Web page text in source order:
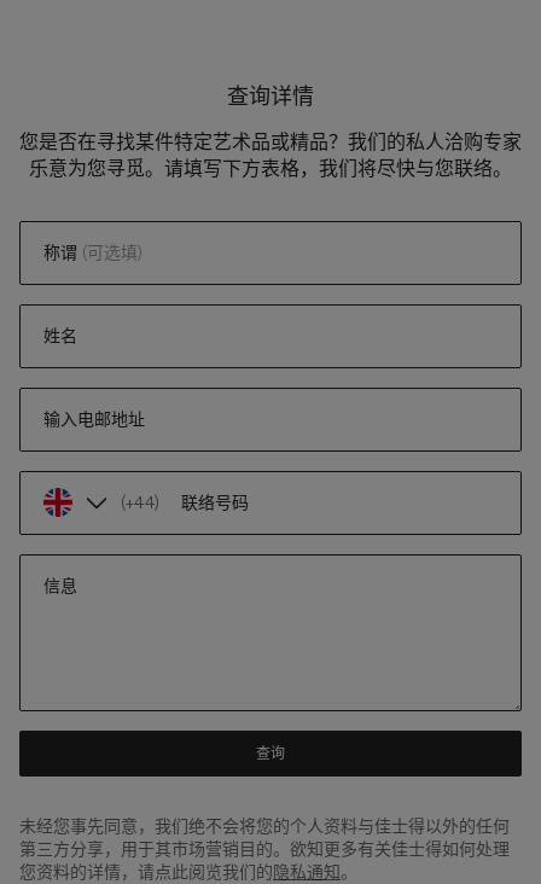
查询详情
您是否在寻找某件特定艺术品或精品？我们的私人洽购专家
乐意为您寻觅。请填写下方表格，我们将尽快与您联络。
称谓 (可选填)
姓名
输入电邮地址
(+44) 联络号码
信息
查询
未经您事先同意，我们绝不会将您的个人资料与佳士得以外的任何
第三方分享，用于其市场营销目的。欲知更多有关佳士得如何处理
您资料的详情，请点此阅览我们的隐私通知。